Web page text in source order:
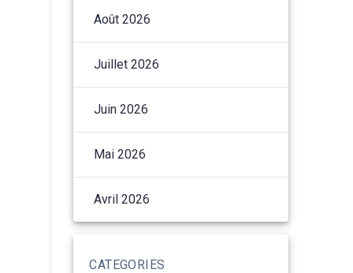
Août 2026
Juillet 2026
Juin 2026
Mai 2026
Avril 2026
CATEGORIES